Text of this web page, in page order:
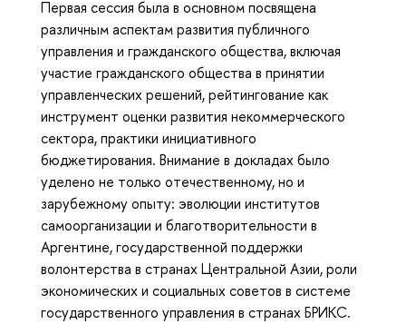
Первая сессия была в основном посвящена
различным аспектам развития публичного
управления и гражданского общества, включая
участие гражданского общества в принятии
управленческих решений, рейтингование как
инструмент оценки развития некоммерческого
сектора, практики инициативного
бюджетирования. Внимание в докладах было
уделено не только отечественному, но и
зарубежному опыту: эволюции институтов
самоорганизации и благотворительности в
Аргентине, государственной поддержки
волонтерства в странах Центральной Азии, роли
экономических и социальных советов в системе
государственного управления в странах БРИКС.